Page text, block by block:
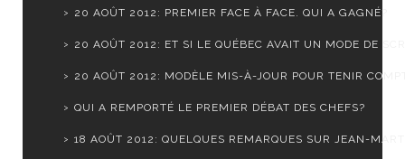
20 AOÛT 2012: PREMIER FACE À FACE. QUI A GAGNÉ?
20 AOÛT 2012: ET SI LE QUÉBEC AVAIT UN MODE DE
20 AOÛT 2012: MODÈLE MIS-À-JOUR POUR TENIR
QUI A REMPORTÉ LE PREMIER DÉBAT DES CHEFS?
18 AOÛT 2012: QUELQUES REMARQUES SUR JEAN-